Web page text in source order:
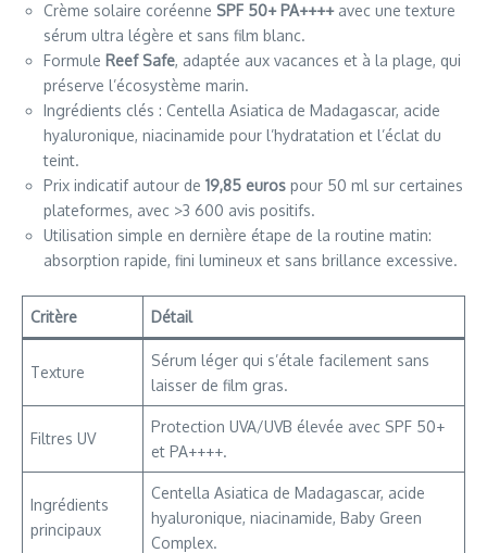
Crème solaire coréenne SPF 50+ PA++++avec une texture
sérum ultra légère et sans film blanc.
Formule Reef Safe, adaptée aux vacances et à la plage, qui
préserve l’écosystème marin.
Ingrédients clés : Centella Asiatica de Madagascar, acide
hyaluronique, niacinamide pour l’hydratation et l’éclat du
teint.
Prix indicatif autour de 19,85 euros pour 50 ml sur certaines
plateformes, avec >3 600 avis positifs.
Utilisation simple en dernière étape de la routine matin:
absorption rapide, fini lumineux et sans brillance excessive.
Critère Détail
Texture
Sérum léger qui s’étale facilement sans
laisser de film gras.
Filtres UV
Protection UVA/UVB élevée avec SPF 50+
et PA++++.
Ingrédients
principaux
Centella Asiatica de Madagascar, acide
hyaluronique, niacinamide, Baby Green
Complex.